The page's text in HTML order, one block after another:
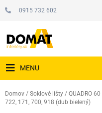
0915 732 602
MENU
Domov / Soklové lišty / QUADRO 60
722, 171, 700, 918 (dub bielený)